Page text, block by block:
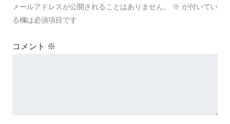
メールアドレスが公開されることはありません。 ※ が付いてい
る欄は必須項目です
コメント ※